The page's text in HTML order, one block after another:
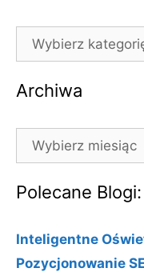
Kategorie
Archiwa
Archiwa
Polecane Blogi:
Inteligentne
Pozycjonowanie